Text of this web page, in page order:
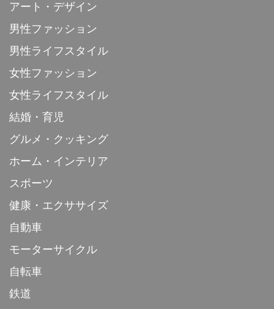
アート・デザイン
男性ファッション
男性ライフスタイル
女性ファッション
女性ライフスタイル
結婚・育児
グルメ・クッキング
ホーム・インテリア
スポーツ
健康・エクササイズ
自動車
モーターサイクル
自転車
鉄道